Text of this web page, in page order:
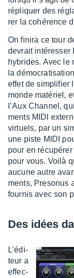
répliquer des
rer la cohé­rence
On finira ce tour
devrait inté­res­ser
hybrides. Avec le
la
effet de simpli­fier
monde maté­riel,
l’Aux Chan­nel,
ments MIDI
virtuels, par un
une piste MIDI
pour en
pour vous. Voilà
aucune autre
ments, Preso­nus
four­nis avec son
Des idées
L’édi­
teur a
effec­